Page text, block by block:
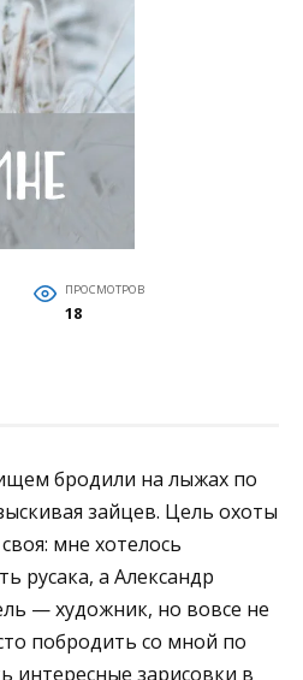
ПРОСМОТРОВ
18
бродили на лыжах по
зайцев. Цель охоты
мне хотелось
русака, а Александр
— художник, но вовсе не
побродить со мной по
интересные зарисовки в